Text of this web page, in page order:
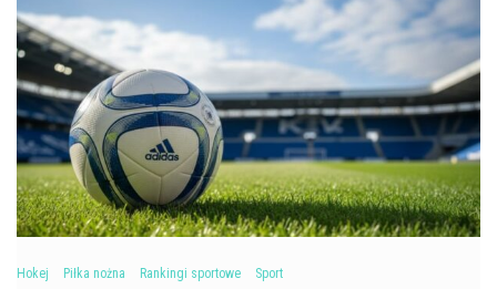
Hokej Piłka nożna Rankingi sportowe Sport